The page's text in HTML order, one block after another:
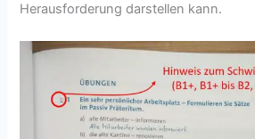
Herausforderung darstellen kann.